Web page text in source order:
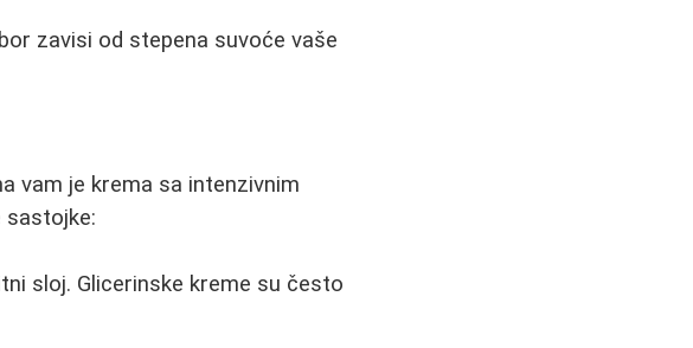
zavisi od stepena suvoće vaše
vam je krema sa intenzivnim
sastojke:
sloj. Glicerinske kreme su često